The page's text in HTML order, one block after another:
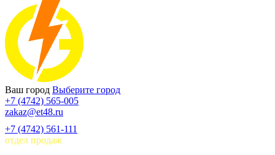
Ваш город Выберите город
+7 (4742) 565-005
zakaz@et48.ru
+7 (4742) 561-111
отдел продаж